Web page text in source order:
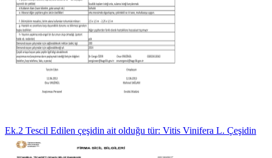
Ek.2 Tescil Edilen çeşidin ait olduğu tür: Vitis Vinifera L. Çeşidin